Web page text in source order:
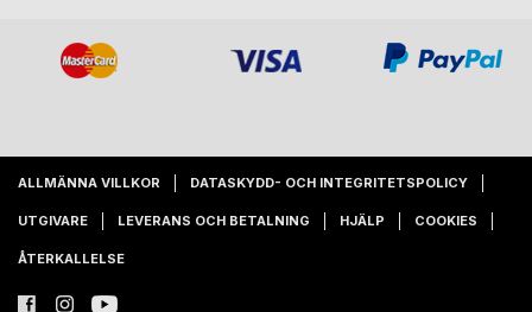
ALLMÄNNA VILLKOR DATASKYDD- OCH INTEGRITETSPOLICY
UTGIVARE LEVERANS OCH BETALNING HJÄLP COOKIES
ÅTERKALLELSE